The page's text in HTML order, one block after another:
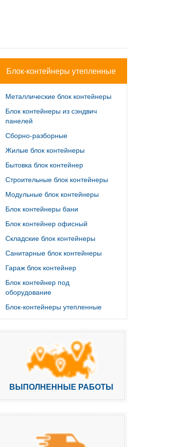
Блок-контейнеры утепленные
Металлические блок контейнеры
Блок контейнеры из сэндвич
панелей
Сборно-разборные
Жилые блок контейнеры
Бытовка блок контейнер
Строительные блок контейнеры
Модульные блок контейнеры
Блок контейнеры бани
Блок контейнер офисный
Складские блок контейнеры
Санитарные блок контейнеры
Гараж блок контейнер
Блок контейнер под
оборудование
Блок-контейнеры утепленные
ВЫПОЛНЕННЫЕ РАБОТЫ